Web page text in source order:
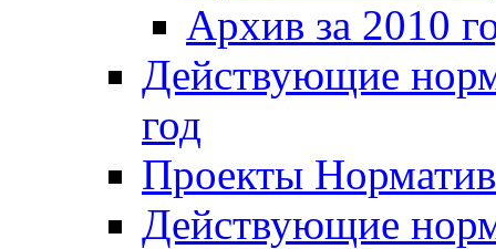
Архив за 2010
Действующие
год
Проекты
Действующие